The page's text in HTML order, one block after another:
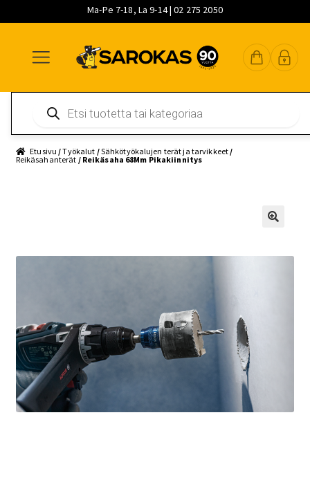
Ma-Pe 7-18, La 9-14 | 02 275 2050
navigointiin
sisältöön
pääsisältöön
search
Etusivu /Työkalut /Sähkötyökalujen terät ja tarvikkeet /
Reikäsahanterät / Reikäsaha 68Mm Pikakiinnitys